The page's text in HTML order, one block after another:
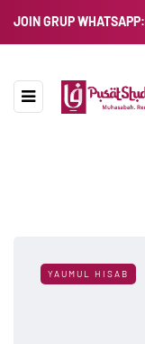
JOIN GRUP WHATSAPP:
YAUMUL HISAB